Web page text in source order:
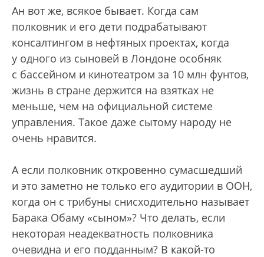
Ан вот же, всякое бывает. Когда сам
полковник и его дети подрабатывают
консалтингом в нефтяных проектах, когда
у одного из сыновей в Лондоне особняк
с бассейном и кинотеатром за 10 млн фунтов,
жизнь в стране держится на взятках не
меньше, чем на официальной системе
управления. Такое даже сытому народу не
очень нравится.
А если полковник откровенно сумасшедший
и это заметно не только его аудитории в ООН,
когда он с трибуны снисходительно называет
Барака Обаму «сыном»? Что делать, если
некоторая неадекватность полковника
очевидна и его подданным? В какой-то